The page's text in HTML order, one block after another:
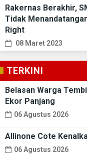
Rakernas Berakhir,
Tidak
Right
08 Maret 2023
TERKINI
Belasan Warga
Ekor Panjang
06 Agustus 2026
Allinone Cote
06 Agustus 2026